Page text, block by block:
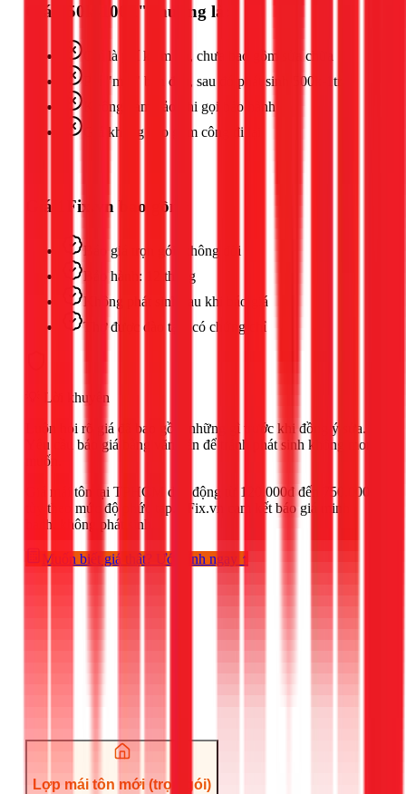
Giá "50k-100k" thường là:
Chỉ là phí kiểm tra, chưa bao gồm sửa chữa
Phí "mồi" ban đầu, sau đó phát sinh 500k-1tr
Không đảm bảo khi gọi bảo hành
Giá không bao gồm công đi lại
Giá 1Fix.vn bao gồm:
Báo giá trọn gói, không đổi
Bảo hành: 12 tháng
Không phát sinh sau khi báo giá
Thợ được đào tạo, có chứng chỉ
💡 Lời khuyên
Luôn hỏi rõ giá đã bao gồm những gì trước khi đồng ý sửa.
Yêu cầu báo giá bằng văn bản để tránh phát sinh không mong
muốn.
mái tôn tại TPHCM dao động từ 120.000đ đến
750.000đ
tùy theo mức độ phức tạp. 1Fix.vn cam kết báo giá minh
bạch, không phát sinh.
Muốn biết giá thật? Ước tính ngay ↑
Lợp mái tôn mới (trọn gói)